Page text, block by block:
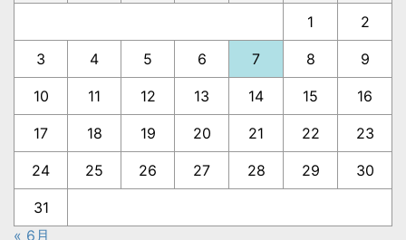
1 2
3 4 5 6 7 8 9
10 11 12 13 14 15 16
17 18 19 20 21 22 23
24 25 26 27 28 29 30
31
« 6月